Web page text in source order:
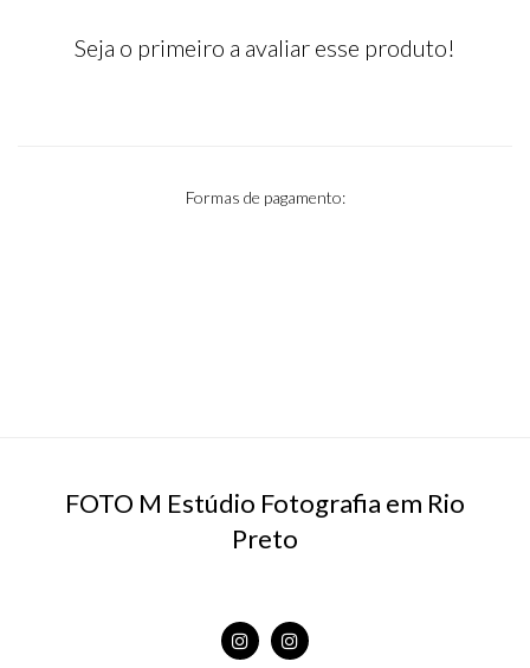
Seja o primeiro a avaliar esse produto!
Formas de pagamento:
FOTO M Estúdio Fotografia em Rio
Preto